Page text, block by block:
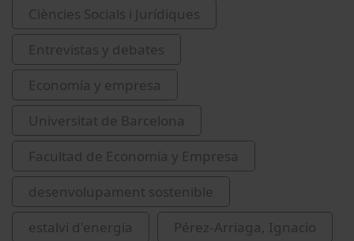
Ciències Socials i Jurídiques
Entrevistas y debates
Economía y empresa
Universitat de Barcelona
Facultad de Economía y Empresa
desenvolupament sostenible
estalvi d'energia
Pérez-Arriaga, Ignacio